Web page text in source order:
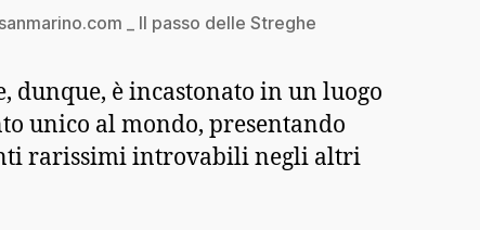
_ Il passo delle Streghe
dunque, è incastonato in un luogo
unico al mondo, presentando
rarissimi introvabili negli altri